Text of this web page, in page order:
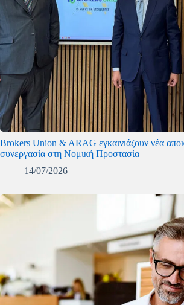
Brokers Union & ARAG εγκαινιάζουν νέα
συνεργασία στη Νομική Προστασία
14/07/2026